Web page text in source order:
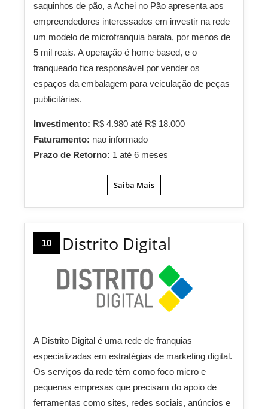
saquinhos de pão, a Achei no Pão apresenta aos
empreendedores interessados em investir na rede
um modelo de microfranquia barata, por menos de
5 mil reais. A operação é home based, e o
franqueado fica responsável por vender os
espaços da embalagem para veiculação de peças
publicitárias.
Investimento: R$ 4.980 até R$ 18.000
Faturamento: nao informado
Prazo de Retorno: 1 até 6 meses
Saiba Mais
10 Distrito Digital
A Distrito Digital é uma rede de franquias
especializadas em estratégias de marketing digital.
Os serviços da rede têm como foco micro e
pequenas empresas que precisam do apoio de
ferramentas como sites, redes sociais, anúncios e